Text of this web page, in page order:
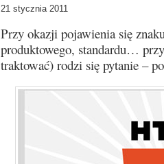
21 stycznia 2011
Przy okazji pojawienia się
produktowego, standardu…
traktować) rodzi się pytanie –